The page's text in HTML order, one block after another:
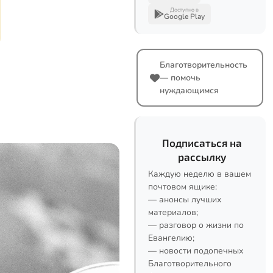
Доступно в
Google Play
Благотворительность
— помочь
нуждающимся
Подписаться на
рассылку
Каждую неделю в вашем
почтовом ящике:
— анонсы лучших
материалов;
— разговор о жизни по
Евангелию;
— новости подопечных
Благотворительного